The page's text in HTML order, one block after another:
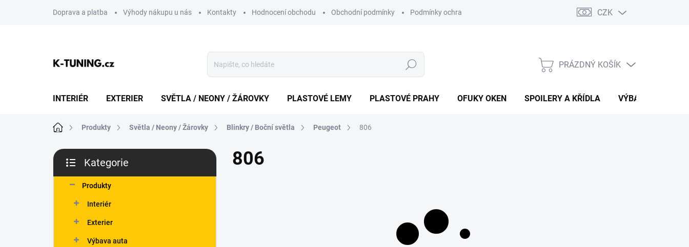
Doprava a platba Výhody nákupu u nás Kontakty Hodnocení obchodu Obchodní podmínky Podmínky ochrany osobních údajů Vracení zboží a reklamace
CZK
Hledat
NÁKUPNÍ
PRÁZDNÝ KOŠÍK
INTERIÉR EXTERIER SVĚTLA / NEONY / ŽÁROVKY PLASTOVÉ LEMY PLASTOVÉ PRAHY OFUKY OKEN SPOILERY A KŘÍDLA VÝBAVA AUTA
Domů Produkty Světla / Neony / Žárovky Blinkry / Boční světla Peugeot 806
P
s
kategorie
Kategorie
Produkty
Interiér
Exterier
Výbava auta
806